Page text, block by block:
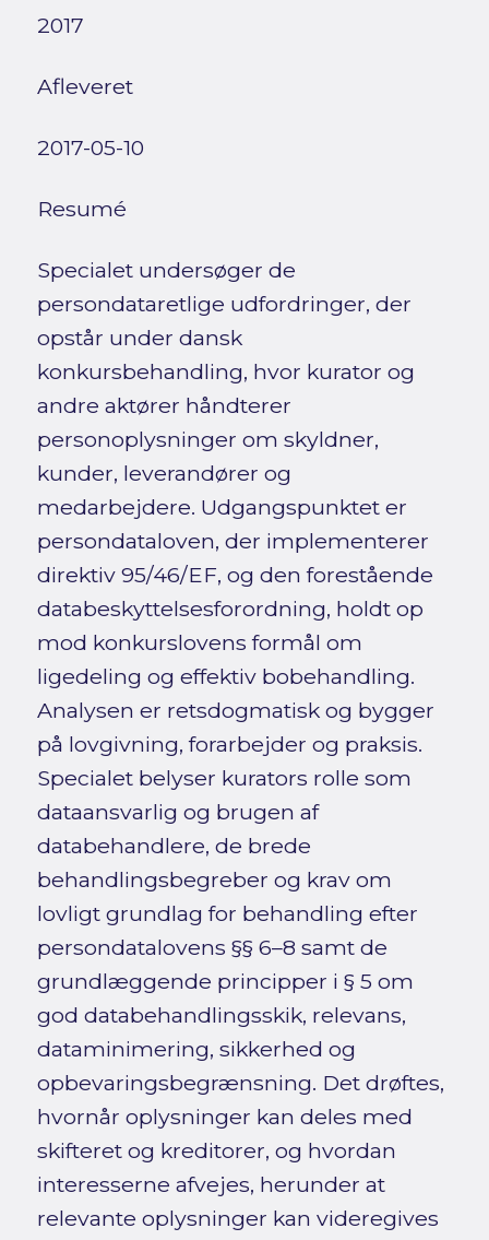
2017
Afleveret
2017-05-10
Resumé
Specialet undersøger de
persondataretlige udfordringer, der
opstår under dansk
konkursbehandling, hvor kurator og
andre aktører håndterer
personoplysninger om skyldner,
kunder, leverandører og
medarbejdere. Udgangspunktet er
persondataloven, der implementerer
direktiv 95/46/EF, og den forestående
databeskyttelsesforordning, holdt op
mod konkurslovens formål om
ligedeling og effektiv bobehandling.
Analysen er retsdogmatisk og bygger
på lovgivning, forarbejder og praksis.
Specialet belyser kurators rolle som
dataansvarlig og brugen af
databehandlere, de brede
behandlingsbegreber og krav om
lovligt grundlag for behandling efter
persondatalovens §§ 6–8 samt de
grundlæggende principper i § 5 om
god databehandlingsskik, relevans,
dataminimering, sikkerhed og
opbevaringsbegrænsning. Det drøftes,
hvornår oplysninger kan deles med
skifteret og kreditorer, og hvordan
interesserne afvejes, herunder at
relevante oplysninger kan videregives